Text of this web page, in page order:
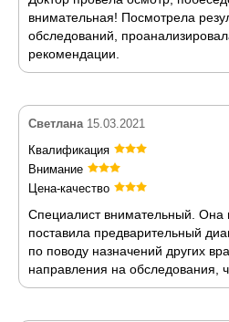
внимательная! Посмотрела
обследований,
рекомендации.
Светлана 15.03.2021
Квалификация
Внимание
Цена-качество
Специалист внимательный. Она
поставила предварительный
по поводу назначений других
направления на обследования,